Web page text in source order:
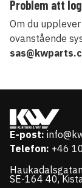
Problem att
Om du
ovanstående
E-post:
Telefon: +46
SE-164 40,